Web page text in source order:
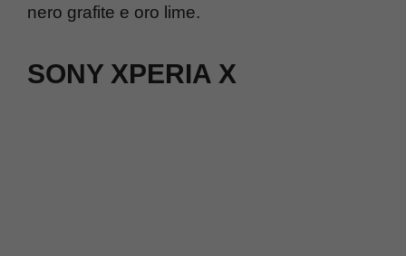
nero grafite e oro lime.
SONY XPERIA X